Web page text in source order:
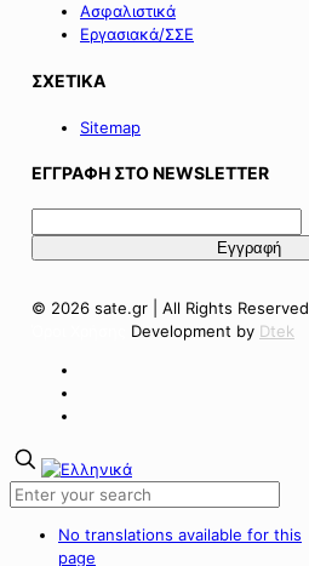
Ασφαλιστικά
Εργασιακά/ΣΣΕ
ΣΧΕΤΙΚΑ
Sitemap
ΕΓΓΡΑΦΗ ΣΤΟ NEWSLETTER
© 2026 sate.gr | All Rights Reserved
Development by Dtek
No translations available for this
page